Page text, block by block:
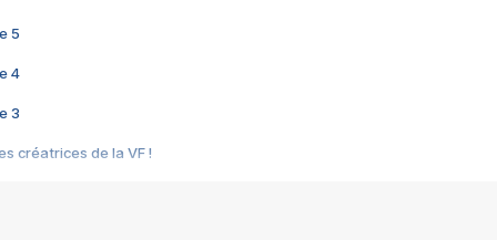
5
4
3
créatrices de la VF !